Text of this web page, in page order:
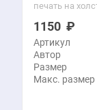
печать на
1150
Артикул
Автор
Размер
Макс. размер